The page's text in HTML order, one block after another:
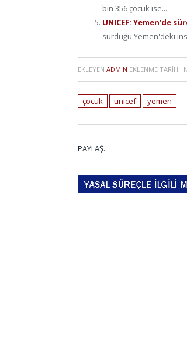
bin 356 çocuk ise...
UNICEF: Yemen’de
sürdüğü Yemen'deki
EKLEYEN ADMIN EKLENME TARIHI:
çocuk unicef yemen
PAYLAŞ.